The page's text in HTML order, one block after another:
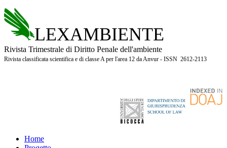
LEXAMBIENTE
Rivista Trimestrale di Diritto Penale dell'ambiente
Rivista classificata scientifica e di classe A per l'area 12 da Anvur - ISSN 2612-2113
Home